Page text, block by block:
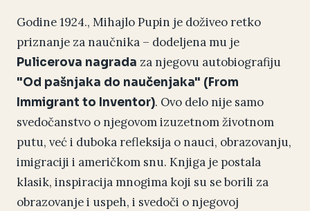
Godine 1924., Mihajlo Pupin je doživeo retko
priznanje za naučnika – dodeljena mu je
Pulicerova nagrada za njegovu autobiografiju
"Od pašnjaka do naučenjaka" (From
Immigrant to Inventor). Ovo delo nije samo
svedočanstvo o njegovom izuzetnom životnom
putu, već i duboka refleksija o nauci, obrazovanju,
imigraciji i američkom snu. Knjiga je postala
klasik, inspiracija mnogima koji su se borili za
obrazovanje i uspeh, i svedoči o njegovoj